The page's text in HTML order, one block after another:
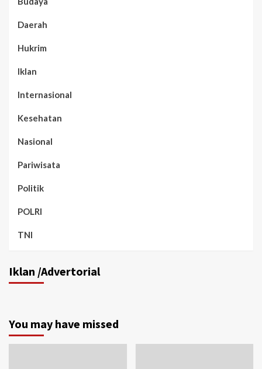
Daerah
Hukrim
Iklan
Internasional
Kesehatan
Nasional
Pariwisata
Politik
POLRI
TNI
Iklan /Advertorial
You may have missed